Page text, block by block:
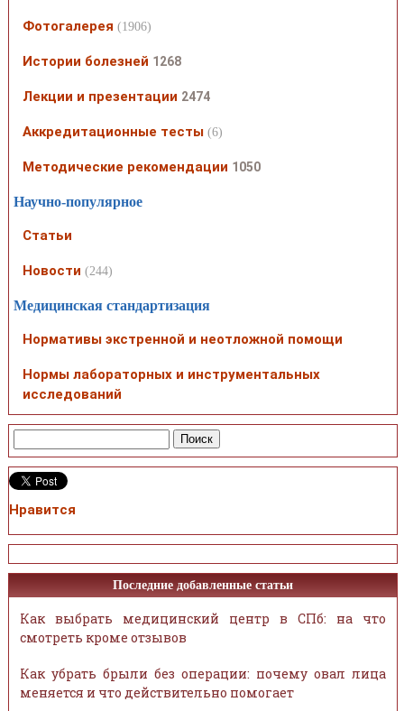
Фотогалерея (1906)
Истории болезней 1268
Лекции и презентации 2474
Аккредитационные тесты (6)
Методические рекомендации 1050
Научно-популярное
Статьи
Новости (244)
Медицинская стандартизация
Нормативы экстренной и неотложной помощи
Нормы лабораторных и инструментальных
исследований
Нравится
Последние добавленные статьи
Как выбрать медицинский центр в СПб: на что
смотреть кроме отзывов
Как убрать брыли без операции: почему овал лица
меняется и что действительно помогает